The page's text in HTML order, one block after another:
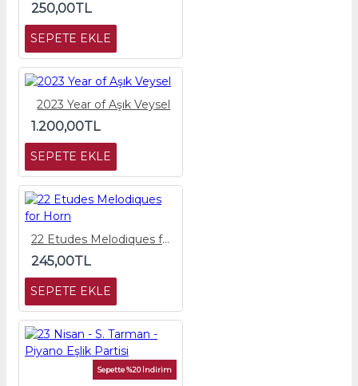
250,00TL
SEPETE EKLE
2023 Year of Aşık Veysel
1.200,00TL
SEPETE EKLE
22 Etudes Melodiques for Horn
245,00TL
SEPETE EKLE
Sepette %20 İndirim